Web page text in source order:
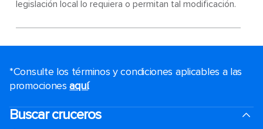
legislación local lo requiera o permitan tal modificación.
*Consulte los términos y condiciones aplicables a las
promocionesaquí.
Buscar cruceros